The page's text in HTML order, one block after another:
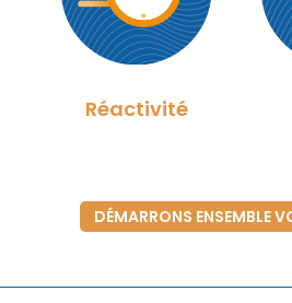
Réactivité
DÉMARRONS ENSEMBLE